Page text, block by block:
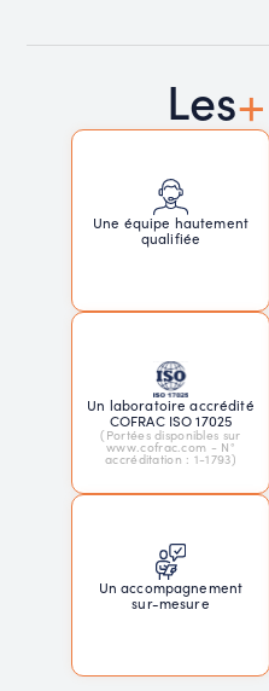
Les+
Une équipe hautement
qualifiée
Un laboratoire accrédité
COFRAC ISO 17025
(Portées disponibles sur
www.cofrac.com - N°
accréditation : 1-1793)
Un accompagnement
sur-mesure